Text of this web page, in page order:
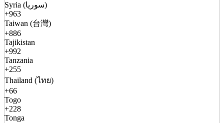
Syria (سوريا)
+963
Taiwan (台灣)
+886
Tajikistan
+992
Tanzania
+255
Thailand (ไทย)
+66
Togo
+228
Tonga